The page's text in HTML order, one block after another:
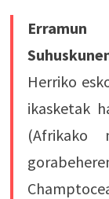
Herriko
ikasketak
(Afrikako